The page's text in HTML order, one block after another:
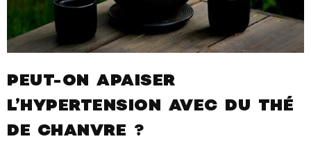
PEUT-ON APAISER
L’HYPERTENSION AVEC DU THÉ
DE CHANVRE ?